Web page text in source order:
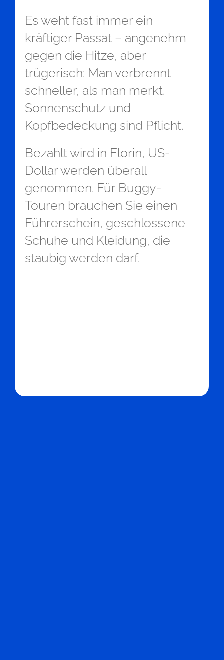
Es weht fast immer ein
kräftiger Passat – angenehm
gegen die Hitze, aber
trügerisch: Man verbrennt
schneller, als man merkt.
Sonnenschutz und
Kopfbedeckung sind Pflicht.
Bezahlt wird in Florin, US-
Dollar werden überall
genommen. Für Buggy-
Touren brauchen Sie einen
Führerschein, geschlossene
Schuhe und Kleidung, die
staubig werden darf.